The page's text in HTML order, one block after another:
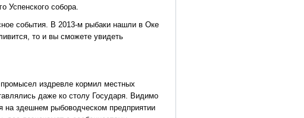
Успенского собора.
события. В 2013-м рыбаки нашли в Оке
то и вы сможете увидеть
издревле кормил местных
даже ко столу Государя. Видимо
на здешнем рыбоводческом предприятии